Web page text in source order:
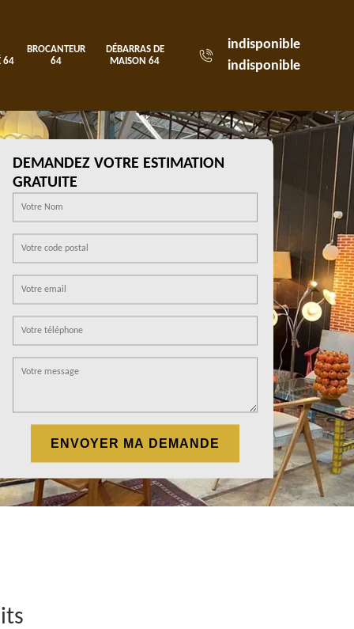
64
BROCANTEUR
64
DÉBARRAS DE
MAISON 64
indisponible
indisponible
DEMANDEZ VOTRE ESTIMATION
GRATUITE